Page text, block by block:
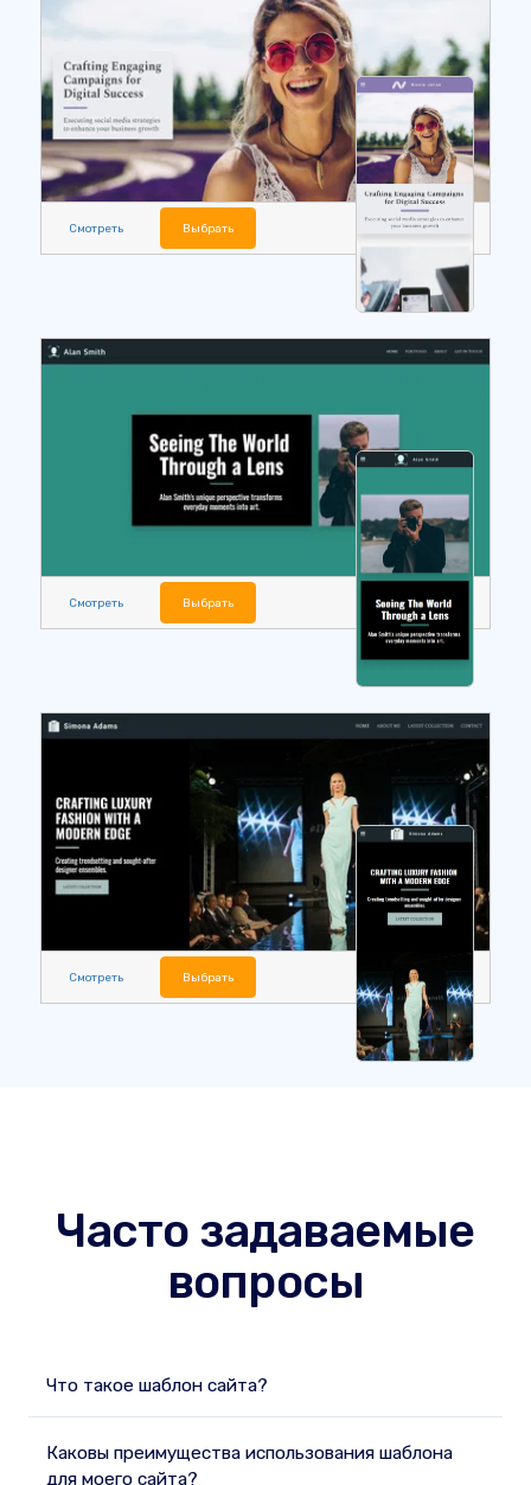
Смотреть Выбрать
Смотреть Выбрать
Смотреть Выбрать
Часто задаваемые
вопросы
Что такое шаблон сайта?
Каковы преимущества использования шаблона
для моего сайта?